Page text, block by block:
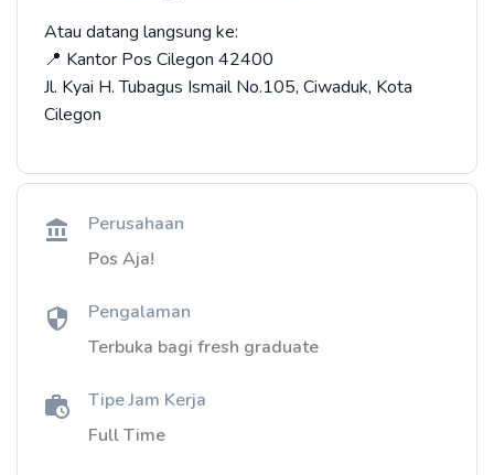
Atau datang langsung ke:
📍 Kantor Pos Cilegon 42400
Jl. Kyai H. Tubagus Ismail No.105, Ciwaduk, Kota
Cilegon
Perusahaan
Pos Aja!
Pengalaman
Terbuka bagi fresh graduate
Tipe Jam Kerja
Full Time